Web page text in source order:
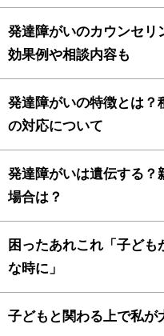
発達障がいのカウンセリ
効果例や相談内容も
発達障がいの特徴とは？
の対応について
発達障がいは遺伝する？
場合は？
困ったあれこれ「子ど
な時に」
子どもと関わる上で私が